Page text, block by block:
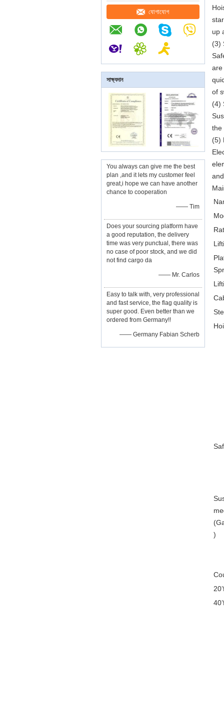
যোগাযোগ
সাক্ষ্যদান
You always can give me the best
plan ,and it lets my customer feel
great,i hope we can have another
chance to cooperation
—— Tim
Does your sourcing platform have
a good reputation, the delivery
time was very punctual, there was
no case of poor stock, and we did
not find cargo da
—— Mr. Carlos
Easy to talk with, very professional
and fast service, the flag quality is
super good. Even better than we
ordered from Germany!!
—— Germany Fabian Scherb
up
(3)
are
of
(4)
the
(5)
)